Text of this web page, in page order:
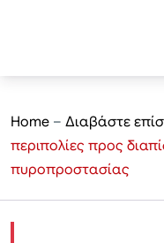
Home – Διαβάστε
περιπολίες προς
πυροπροστασίας